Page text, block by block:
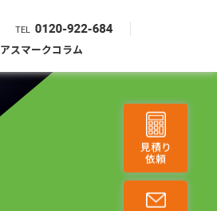
TEL
アスマークコラム
見積り
依頼